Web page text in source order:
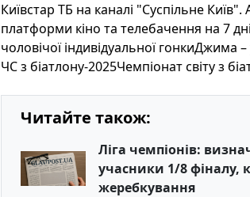
Київстар ТБ на каналі "Суспільне
платформи кіно та телебачення на 7
чоловічої індивідуальної гонкиДжима
ЧС з біатлону-2025Чемпіонат світу з
Читайте також:
Ліга чемпіонів:
учасники 1/8 фіналу,
жеребкування